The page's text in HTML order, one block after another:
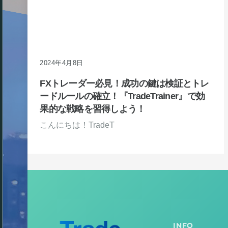
2024年4月8日
FXトレーダー必見！成功の鍵は検証とトレ
ードルールの確立！『TradeTrainer』で効
果的な戦略を習得しよう！
こんにちは！TradeT
INFO